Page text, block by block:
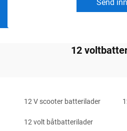
Send inn
12
12 V scooter batterilader
12 volt båtbatterilader